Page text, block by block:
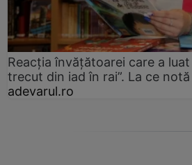
Reacția învățătoarei care a
trecut din iad în rai”. La ce
adevarul.ro